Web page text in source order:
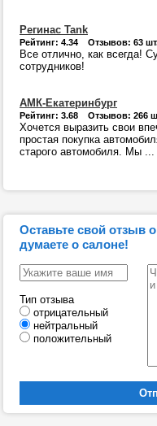
Регинас Tank
Рейтинг: 4.34 Отзывов: 63
Все отлично, как всегда!
сотрудников!
АМК-Екатеринбург
Рейтинг: 3.68 Отзывов: 266
Хочется выразить свои
простая покупка
старого автомобиля. Мы ...
Оставьте свой отзыв
думаете о салоне!
Тип отзыва
отрицательный
нейтральный
положительный